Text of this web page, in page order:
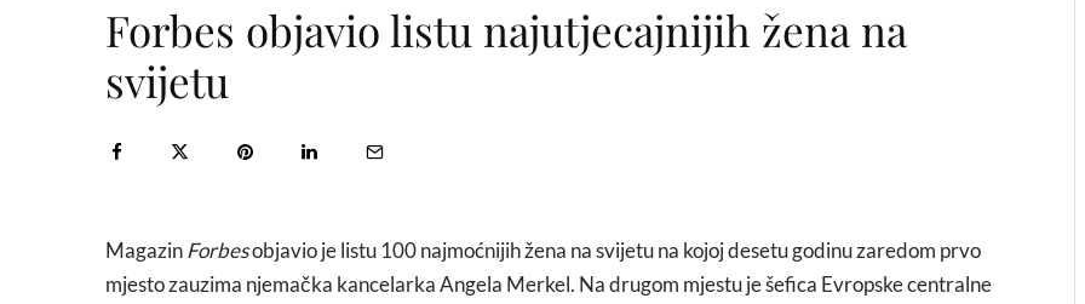
Forbes objavio listu najutjecajnijih žena na
svijetu
MagazinForbesobjavio je listu 100 najmoćnijih žena na svijetu na kojoj desetu godinu zaredom prvo
mjesto zauzima njemačka kancelarka Angela Merkel. Na drugom mjestu je šefica Evropske centralne